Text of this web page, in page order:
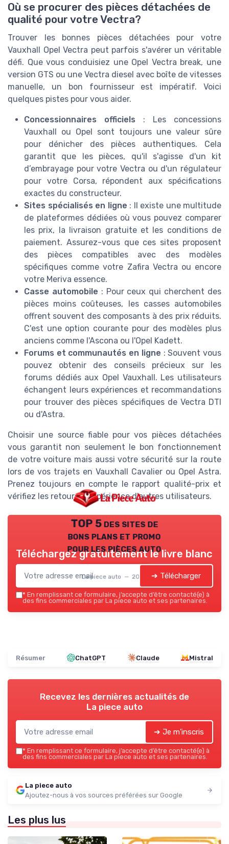
Où se procurer des pièces détachées de
qualité pour votre Vectra?
Trouver les bonnes pièces détachées pour votre
Vauxhall Opel Vectra peut parfois s'avérer un véritable
défi. Que vous conduisiez une Opel Vectra break, une
version GTS ou une Vectra diesel avec boîte de vitesses
manuelle, un bon fournisseur est impératif. Voici
quelques pistes pour vous aider.
Concessionnaires officiels : Les concessions
Vauxhall ou Opel sont toujours une valeur sûre
pour dénicher des pièces authentiques. Cela
garantit que les pièces, qu'il s'agisse d'un kit
d’embrayage pour votre Vectra ou d'un régulateur
pour votre Corsa, répondent aux spécifications
exactes du constructeur.
Sites spécialisés en ligne : Il existe une multitude
de plateformes dédiées où vous pouvez comparer
les prix, la livraison gratuite et les conditions de
paiement. Assurez-vous que ces sites proposent
des pièces compatibles avec des modèles
spécifiques comme votre Zafira Vectra ou encore
votre Meriva essence.
Casse automobile : Pour ceux qui cherchent des
pièces moins coûteuses, les casses automobiles
offrent souvent des composants à des prix réduits.
C'est une option courante pour des modèles plus
anciens comme l'Ascona ou l'Opel Kadett.
Forums et communautés en ligne : Souvent vous
pouvez obtenir des conseils précieux sur les
forums dédiés aux Opel Vauxhall. Les utilisateurs
échangent leurs expériences et recommandations
pour trouver des pièces spécifiques de Vectra DTI
ou d'Astra.
Choisir une source fiable pour vos pièces détachées
vous garantit non seulement le bon fonctionnement
de votre voiture mais aussi votre sécurité sur la route
lors de vos trajets en Vauxhall Cavalier ou Opel Astra.
Prenez toujours en compte le rapport qualité-prix et
vérifiez les retours d'expérience d'autres utilisateurs.
TOP 5 des sites de
bons plans et promo
pour les pièces auto
La piece auto — 2026
Téléchargez gratuitement le livre blanc
➔ Télécharger
* En remplissant ce formulaire, j’accepte d’être contacté(e) à
des fins commerciales par La piece auto et ses partenaires.
Résumer ChatGPT Claude Mistral
Recevez les dernières actualités de
La piece auto
➔ Je m'inscris
* En remplissant ce formulaire, j’accepte d’être contacté(e) à
des fins commerciales par La piece auto et ses partenaires.
La piece auto
Ajoutez-nous à vos sources préférées sur Google
Les plus lus